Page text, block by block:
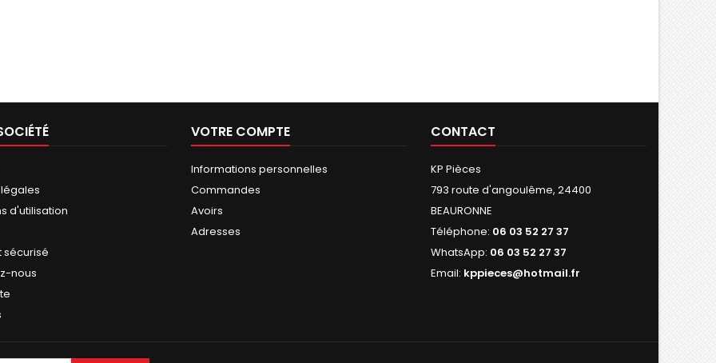
d'utilisation
sécurisé
nous
VOTRE COMPTE
Informations personnelles
Commandes
Avoirs
Adresses
CONTACT
KP Pièces
793 route d'angoulême, 24400
BEAURONNE
Téléphone: 06 03 52 27 37
WhatsApp: 06 03 52 27 37
Email: kppieces@hotmail.fr